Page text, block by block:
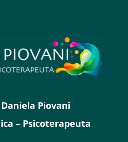
Piovani
– Psicoterapeuta